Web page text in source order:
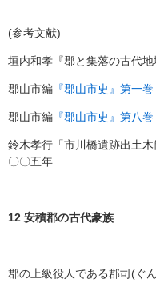
(参考文献)
垣内和孝『郡と集落の古代
郡山市編 『郡山市史』第一巻
郡山市編 『郡山市史』第八巻
鈴木孝行「市川橋遺跡出土
〇〇五年
12 安積郡の古代豪族
郡の上級役人である郡司(ぐ